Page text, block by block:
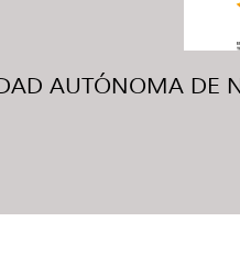
AUTÓNOMA DE